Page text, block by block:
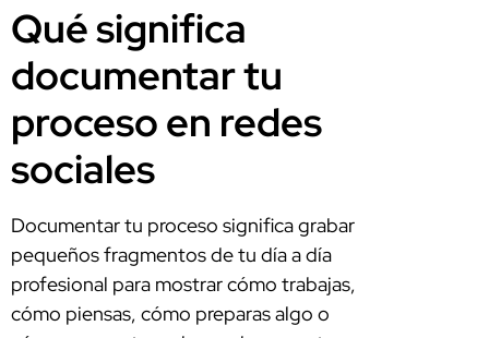
Qué significa
documentar tu
proceso en redes
sociales
Documentar tu proceso significa grabar
pequeños fragmentos de tu día a día
profesional para mostrar cómo trabajas,
cómo piensas, cómo preparas algo o